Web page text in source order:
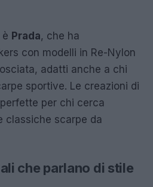
Prada, che ha
con modelli in Re-Nylon
adatti anche a chi
sportive. Le creazioni di
per chi cerca
classiche scarpe da
che parlano di stile